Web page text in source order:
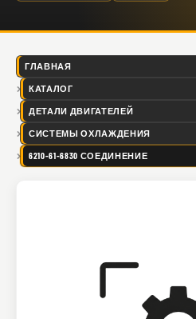
ГЛАВНАЯ
КАТАЛОГ
ДЕТАЛИ ДВИГАТЕЛЕЙ
СИСТЕМЫ ОХЛАЖДЕНИЯ
6210-61-6830 СОЕДИНЕНИЕ